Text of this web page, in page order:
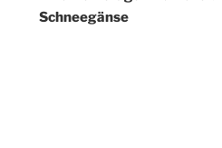
Schneegänse